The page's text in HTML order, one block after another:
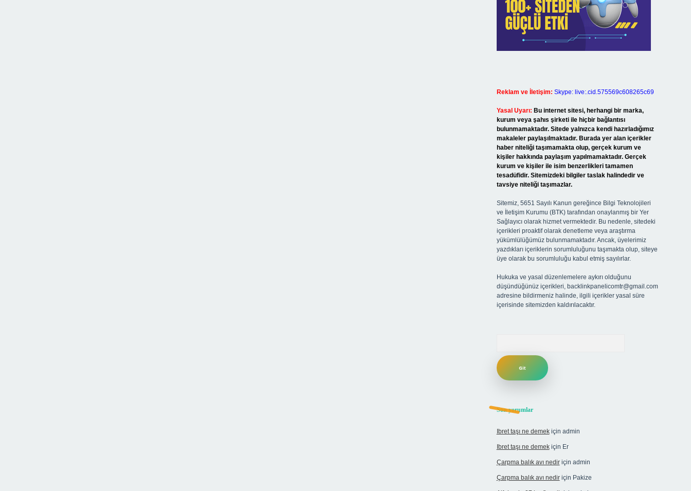
Reklam ve İletişim: Skype: live:.cid.575569c608265c69
Yasal Uyarı: Bu internet sitesi, herhangi bir marka,
kurum veya şahıs şirketi ile hiçbir bağlantısı
bulunmamaktadır. Sitede yalnızca kendi hazırladığımız
makaleler paylaşılmaktadır. Burada yer alan içerikler
haber niteliği taşımamakta olup, gerçek kurum ve
kişiler hakkında paylaşım yapılmamaktadır. Gerçek
kurum ve kişiler ile isim benzerlikleri tamamen
tesadüfidir. Sitemizdeki bilgiler taslak halindedir ve
tavsiye niteliği taşımazlar.
Sitemiz, 5651 Sayılı Kanun gereğince Bilgi Teknolojileri
ve İletişim Kurumu (BTK) tarafından onaylanmış bir Yer
Sağlayıcı olarak hizmet vermektedir. Bu nedenle, sitedeki
içerikleri proaktif olarak denetleme veya araştırma
yükümlülüğümüz bulunmamaktadır. Ancak, üyelerimiz
yazdıkları içeriklerin sorumluluğunu taşımakta olup, siteye
üye olarak bu sorumluluğu kabul etmiş sayılırlar.
Hukuka ve yasal düzenlemelere aykırı olduğunu
düşündüğünüz içerikleri, backlinkpanelicomtr@gmail.com
adresine bildirmeniz halinde, ilgili içerikler yasal süre
içerisinde sitemizden kaldırılacaktır.
Son yorumlar
Ibret taşı ne demekiçin admin
Ibret taşı ne demekiçin Er
Çarpma balık avı nediriçin admin
Çarpma balık avı nediriçin Pakize